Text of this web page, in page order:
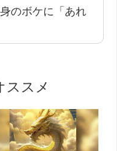
のボケに「あれ
ススメ